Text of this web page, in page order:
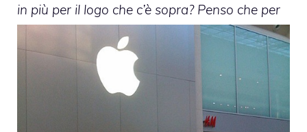
in più per il logo che c’è sopra? Penso che per
la persona media sia una scelta più difficile da
effettuare, adesso, rispetto a quanto avvenuto